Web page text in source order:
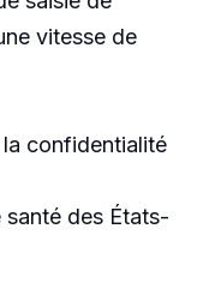
vitesse de
confidentialité
des États-